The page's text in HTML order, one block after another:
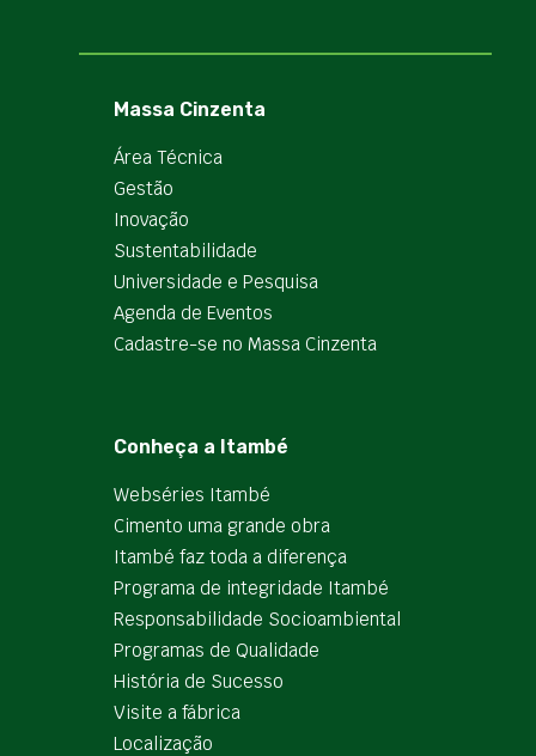
Massa Cinzenta
Área Técnica
Gestão
Inovação
Sustentabilidade
Universidade e Pesquisa
Agenda de Eventos
Cadastre-se no Massa Cinzenta
Conheça a Itambé
Webséries Itambé
Cimento uma grande obra
Itambé faz toda a diferença
Programa de integridade Itambé
Responsabilidade Socioambiental
Programas de Qualidade
História de Sucesso
Visite a fábrica
Localização